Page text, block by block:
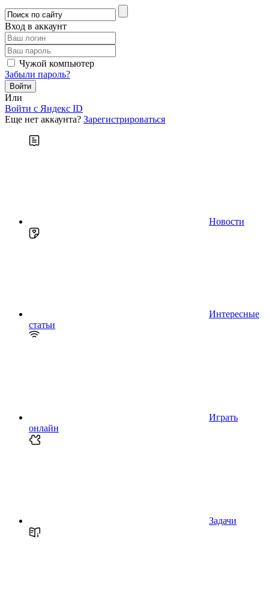
Вход в аккаунт
Чужой компьютер
Забыли пароль?
Или
Войти c Яндекс ID
Еще нет аккаунта? Зарегистрироваться
Новости
Интересные
статьи
Играть
онлайн
Задачи